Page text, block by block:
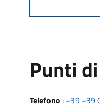
Punti
Telefono : +39 +39